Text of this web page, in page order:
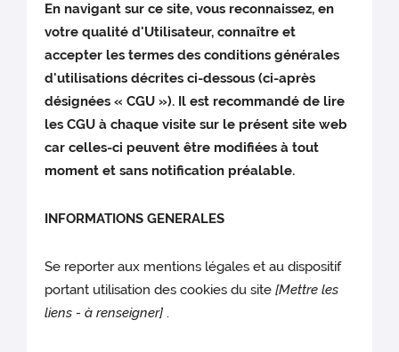
En navigant sur ce site, vous reconnaissez, en
votre qualité d'Utilisateur, connaître et
accepter les termes des conditions générales
d'utilisations décrites ci-dessous (ci-après
désignées « CGU »). Il est recommandé de lire
les CGU à chaque visite sur le présent site web
car celles-ci peuvent être modifiées à tout
moment et sans notification préalable.
INFORMATIONS GENERALES
Se reporter aux mentions légales et au dispositif
portant utilisation des cookies du site[Mettre les
liens - à renseigner] .